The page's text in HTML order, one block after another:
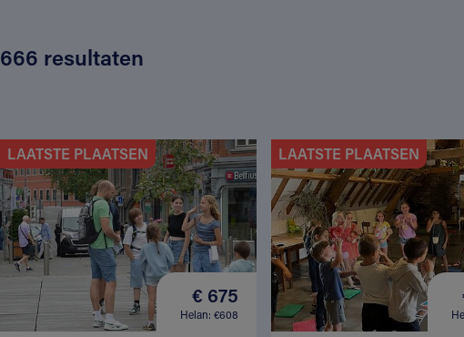
666 resultaten
LAATSTE PLAATSEN
€ 675
Helan: €608
LAATSTE PLAATSEN